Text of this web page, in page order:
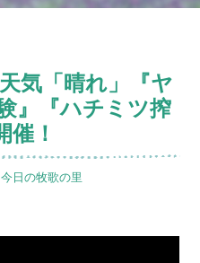
気「晴れ」『ヤ
』『ハチミツ搾
催！
今日の牧歌の里